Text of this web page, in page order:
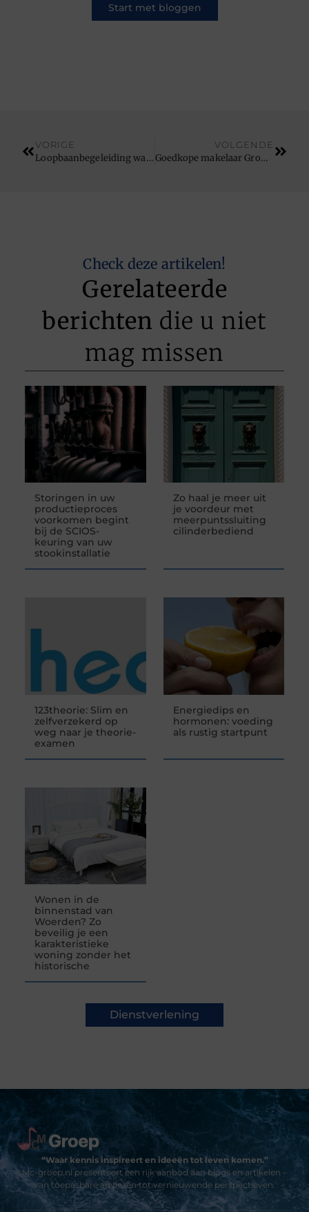
Start met bloggen
VORIGE
Loopbaanbegeleiding wat is dat?
VOLGENDE
Goedkope makelaar Groningen
Check deze artikelen!
Gerelateerde
berichten die u niet
mag missen
Storingen in uw
productieproces
voorkomen begint
bij de SCIOS-
keuring van uw
stookinstallatie
Zo haal je meer uit
je voordeur met
meerpuntssluiting
cilinderbediend
123theorie: Slim en
zelfverzekerd op
weg naar je theorie-
examen
Energiedips en
hormonen: voeding
als rustig startpunt
Wonen in de
binnenstad van
Woerden? Zo
beveilig je een
karakteristieke
woning zonder het
historische
Dienstverlening
“Waar kennis inspireert en ideeën tot leven komen.”
Mc-groep.nl presenteert een rijk aanbod aan blogs en artikelen –
van toepasbare adviezen tot vernieuwende perspectieven.